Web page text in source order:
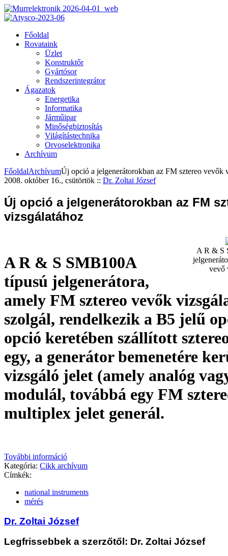
Főoldal
Rovataink
Üzlet
Konstruktőr
Gyártósor
Rendszerintegrátor
Ágazatok
Energetika
Informatika
Járműipar
Minőségbiztosítás
Világítástechnika
Orvoselektronika
Archívum
FőoldalArchívumÚj opció a jelgenerátorokban az FM sztereo vevők
2008. október 16., csütörtök :: Dr. Zoltai József
Új opció a jelgenerátorokban az FM
vizsgálatához
A R & S
vevő
A R & S SMB100A
típusú jelgenerátora,
amely FM sztereo vevők
szolgál, rendelkezik a B5 jelű
opció keretében szállított
egy, a generátor bemenetére
vizsgáló jelet (amely analóg
modulál, továbbá egy FM
multiplex jelet generál.
További információ
Kategória: Cikk archívum
Címkék:
national instruments
mérés
Dr. Zoltai József
Legfrissebbek a szerzőtől: Dr. Zoltai József